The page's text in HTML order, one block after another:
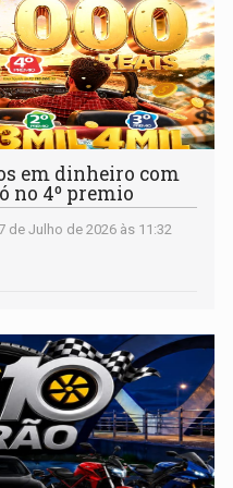
em dinheiro com
no 4º premio
de Julho de 2026 às 11:32